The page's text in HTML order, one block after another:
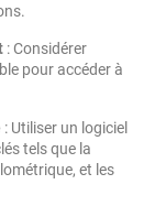
: Considérer
pour accéder à
: Utiliser un logiciel
tels que la
et les